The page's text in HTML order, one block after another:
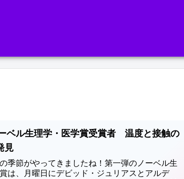
ベル生理学・医学賞受賞者 温度と接触の
見
季節がやってきましたね！第一弾のノーベル生
は、月曜日にデビッド・ジュリアスとアルデ